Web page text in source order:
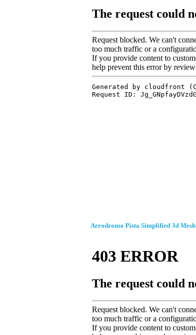
Aerodromo Pista Simplified 3d Mesh